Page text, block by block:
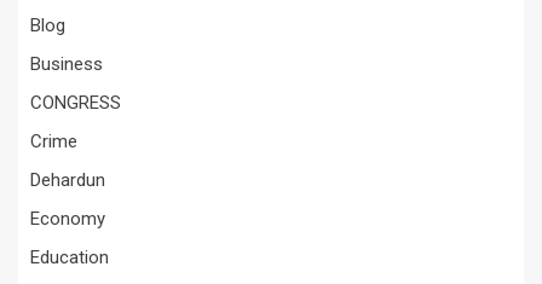
Blog
Business
CONGRESS
Crime
Dehardun
Economy
Education